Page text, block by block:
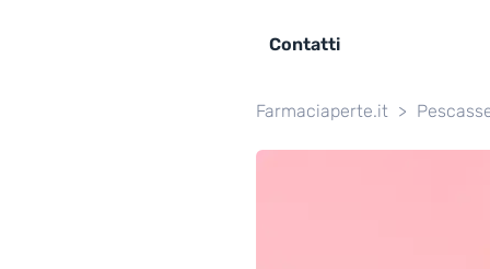
Contatti
Farmaciaperte.it >